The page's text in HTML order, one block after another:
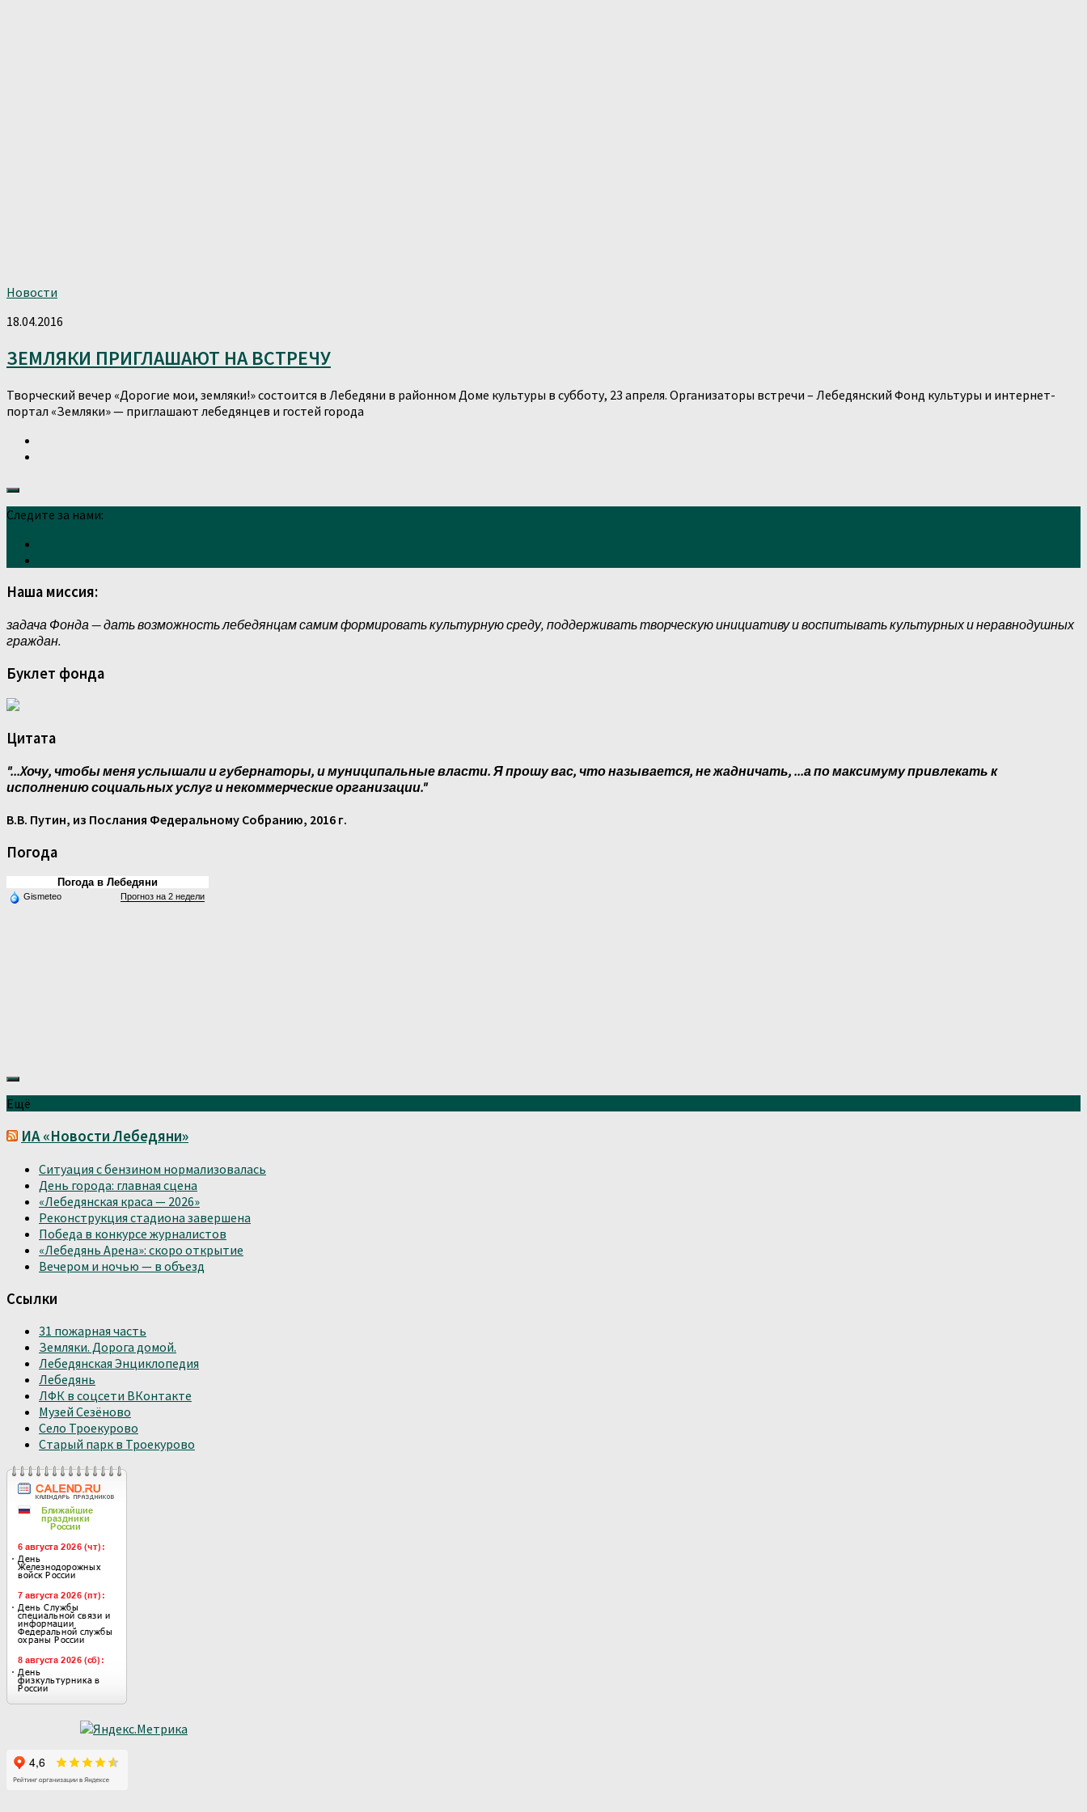
Новости
18.04.2016
ЗЕМЛЯКИ ПРИГЛАШАЮТ НА ВСТРЕЧУ
Творческий вечер «Дорогие мои, земляки!» состоится в Лебедяни в районном Доме культуры в субботу, 23 апреля. Организаторы встречи – Лебедянский Фонд культуры и интернет-
портал «Земляки» — приглашают лебедянцев и гостей города
Следите за нами:
Наша миссия:
задача Фонда — дать возможность лебедянцам самим формировать культурную среду, поддерживать творческую инициативу и воспитывать культурных и неравнодушных
граждан.
Буклет фонда
Цитата
"...Xочу, чтобы меня услышали и губернаторы, и муниципальные власти. Я прошу вас, что называется, не жадничать, ...а по максимуму привлекать к
исполнению социальных услуг и некоммерческие организации."
В.В. Путин, из Послания Федеральному Собранию, 2016 г.
Погода
Погода в Лебедяни
Gismeteo Прогноз на 2 недели
Ещё
ИА «Новости Лебедяни»
Ситуация с бензином нормализовалась
День города: главная сцена
«Лебедянская краса — 2026»
Реконструкция стадиона завершена
Победа в конкурсе журналистов
«Лебедянь Арена»: скоро открытие
Вечером и ночью — в объезд
Ссылки
31 пожарная часть
Земляки. Дорога домой.
Лебедянская Энциклопедия
Лебедянь
ЛФК в соцсети ВКонтакте
Музей Сезёново
Село Троекурово
Старый парк в Троекурово